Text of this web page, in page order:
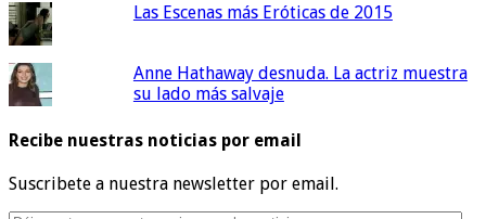
Las Escenas más Eróticas de 2015
Anne Hathaway desnuda. La actriz muestra
su lado más salvaje
Recibe nuestras noticias por email
Suscribete a nuestra newsletter por email.